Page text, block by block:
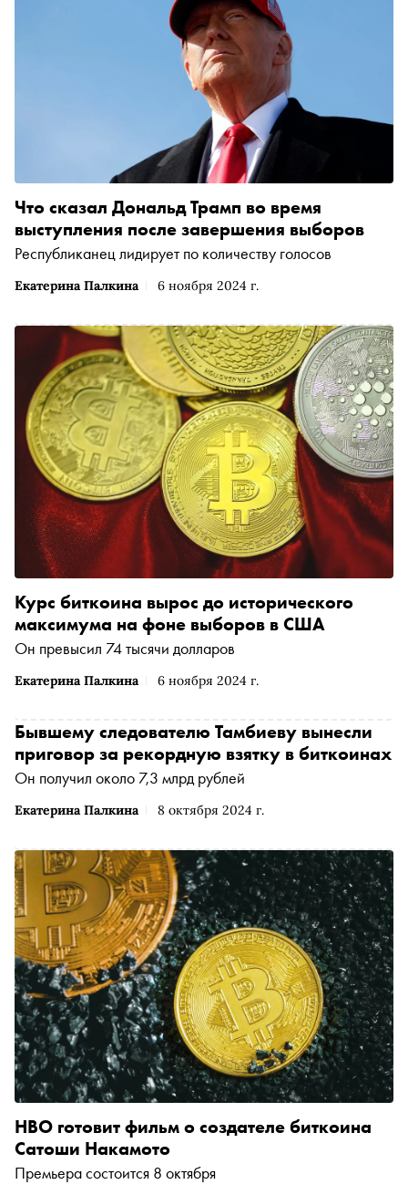
Екатерина Палкина 6 ноября 2024 г.
Что сказал Дональд Трамп во время
выступления после завершения выборов
Республиканец лидирует по количеству голосов
Екатерина Палкина 6 ноября 2024 г.
Курс биткоина вырос до исторического
максимума на фоне выборов в США
Он превысил 74 тысячи долларов
Екатерина Палкина 8 октября 2024 г.
Бывшему следователю Тамбиеву вынесли
приговор за рекордную взятку в биткоинах
Он получил около 7,3 млрд рублей
HBO готовит фильм о создателе биткоина
Сатоши Накамото
Премьера состоится 8 октября